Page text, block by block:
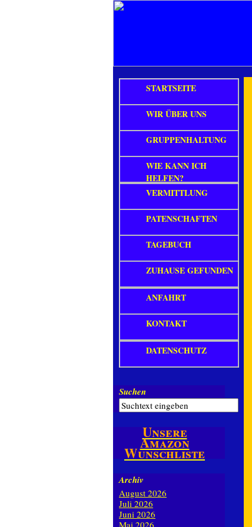
STARTSEITE
WIR ÜBER UNS
GRUPPENHALTUNG
WIE KANN ICH
HELFEN?
VERMITTLUNG
PATENSCHAFTEN
TAGEBUCH
ZUHAUSE GEFUNDEN
ANFAHRT
KONTAKT
DATENSCHUTZ
Suchen
Unsere
Amazon
Wunschliste
Archiv
August 2026
Juli 2026
Juni 2026
Mai 2026